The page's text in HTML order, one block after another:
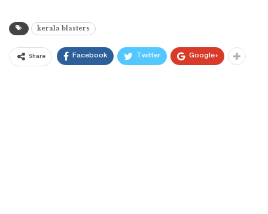
kerala blasters
Share Facebook Twitter Google+